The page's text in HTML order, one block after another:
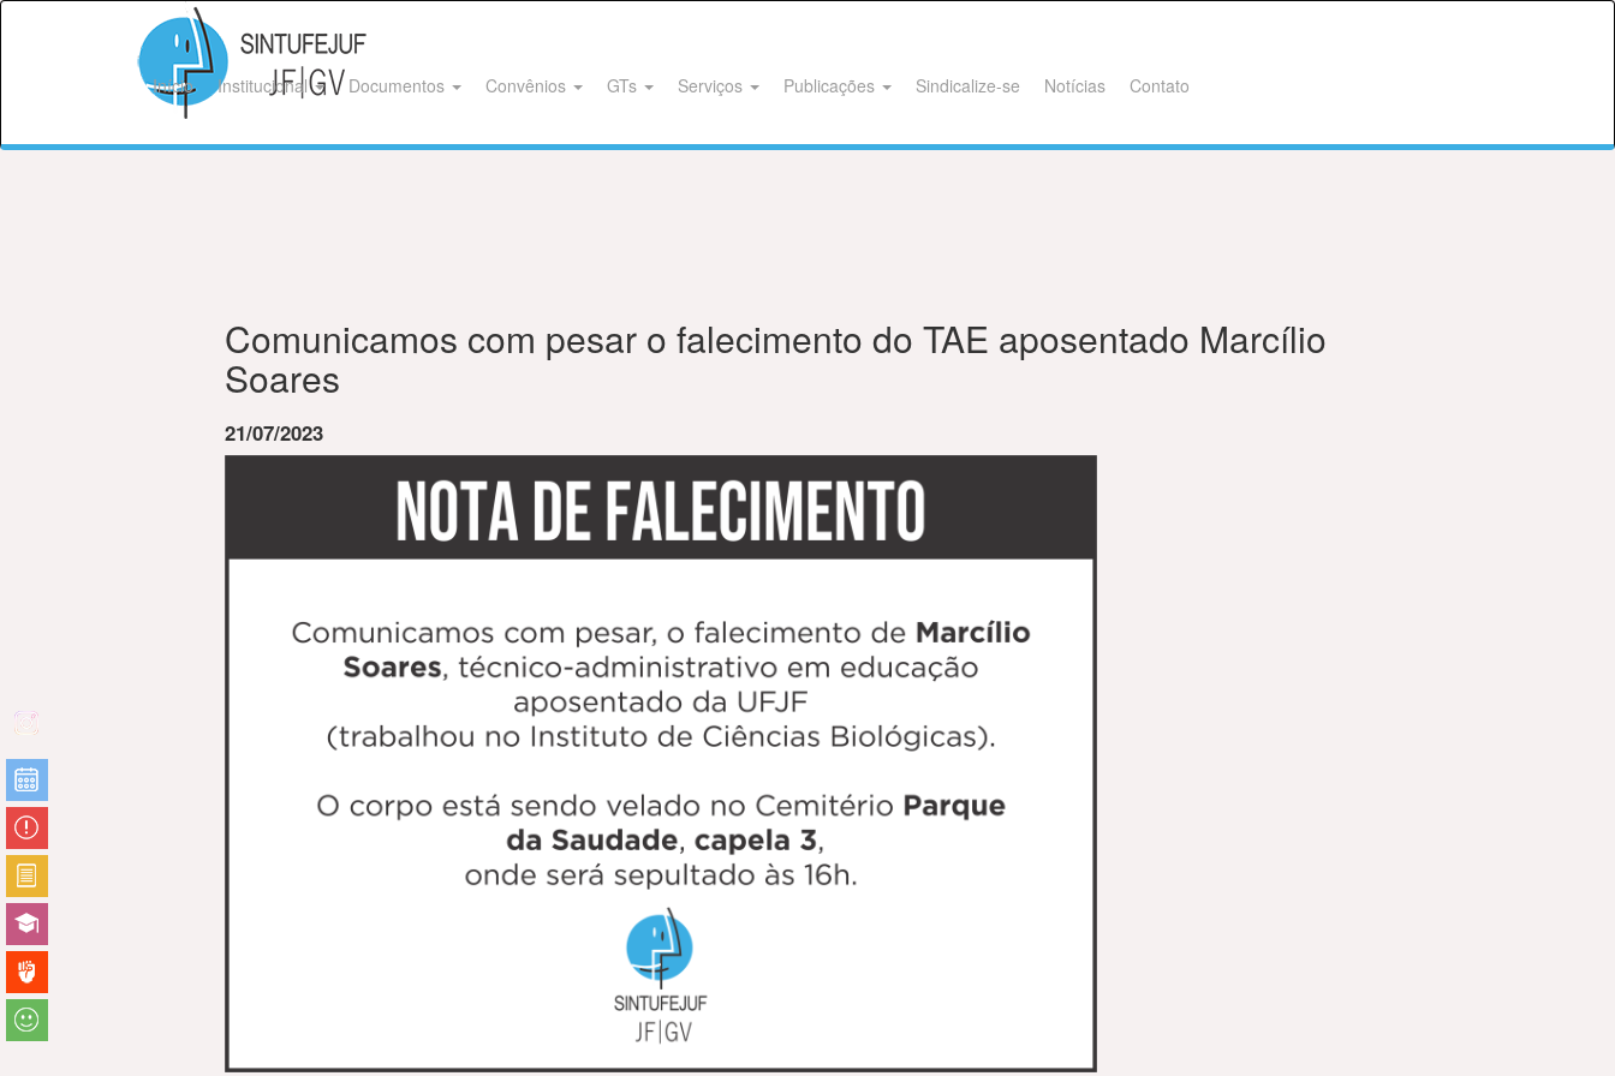
Início Institucional Documentos Convênios GTs Serviços Publicações Sindicalize-se Notícias Contato
Comunicamos com pesar o falecimento do TAE aposentado Marcílio
Soares
21/07/2023